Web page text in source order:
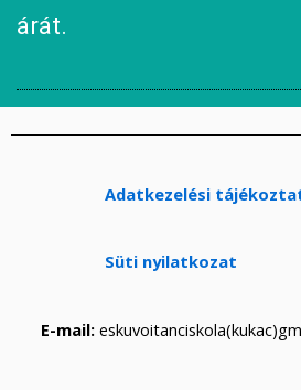
árát.
Adatkezelési
Süti nyilatkozat
E-mail: